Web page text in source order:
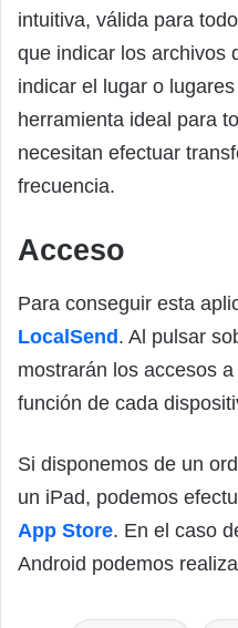
intuitiva, válida para
que indicar los archivos
indicar el lugar o
herramienta ideal para
necesitan efectuar
frecuencia.
Acceso
Para conseguir esta
LocalSend. Al pulsar
mostrarán los accesos
función de cada
Si disponemos de un
un iPad, podemos
App Store. En el caso
Android podemos